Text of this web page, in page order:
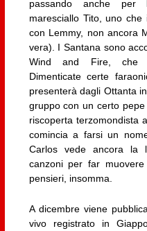
passando anche per
maresciallo Tito, uno
con Lemmy, non ancora
vera). I Santana sono
Wind and Fire, che
Dimenticate certe
presenterà dagli Ottanta
gruppo con un certo
riscoperta terzomondista
comincia a farsi un
Carlos vede ancora la
canzoni per far
pensieri, insomma.
A dicembre viene
vivo registrato in